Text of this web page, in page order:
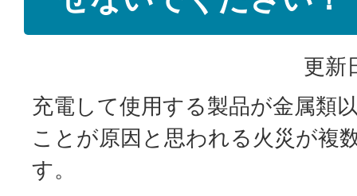
更新
充電して使用する製品が金属類
ことが原因と思われる火災が複
す。